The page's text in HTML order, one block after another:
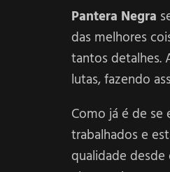
Pantera Negra
das melhores
tantos detalhes.
lutas, fazendo
Como já é de
trabalhados e
qualidade